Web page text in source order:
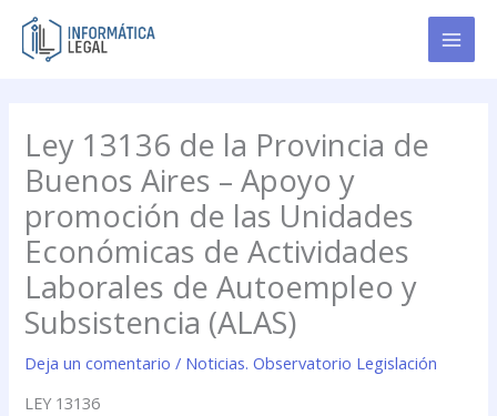
contenido
Ley 13136 de la Provincia de
Buenos Aires – Apoyo y
promoción de las Unidades
Económicas de Actividades
Laborales de Autoempleo y
Subsistencia (ALAS)
Deja un comentario / Noticias. Observatorio Legislación
LEY 13136